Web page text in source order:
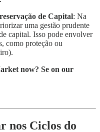
de Capital: Na
uma gestão prudente
capital. Isso pode envolver
como proteção ou
now? Se on our
nos Ciclos do